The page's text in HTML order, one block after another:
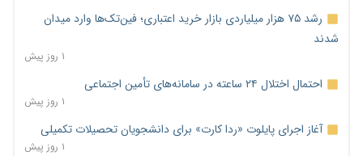
رشد ۷۵ هزار میلیاردی بازار خرید اعتباری؛ فین‌تک‌ها وارد میدان
شدند
۱ روز پیش
احتمال اختلال ۲۴ ساعته در سامانه‌های تأمین اجتماعی
۱ روز پیش
آغاز اجرای پایلوت «ردا کارت» برای دانشجویان تحصیلات تکمیلی
۱ روز پیش